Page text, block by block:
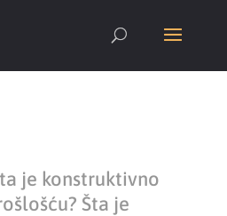
je konstruktivno
Šta je